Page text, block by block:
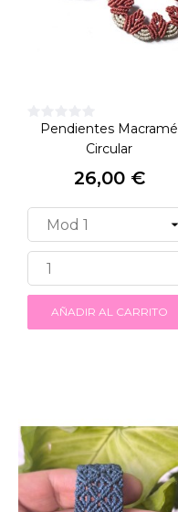
Pendientes Macramé
Circular
26,00 €
AÑADIR AL CARRITO